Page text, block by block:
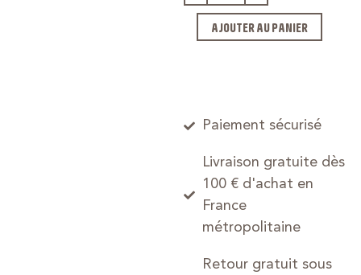
AJOUTER AU PANIER
Paiement sécurisé
Livraison gratuite dès
100 € d'achat en
France
métropolitaine
Retour gratuit sous